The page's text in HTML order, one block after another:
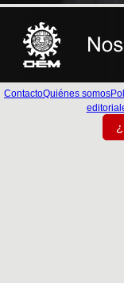
ContactoQuiénes somos